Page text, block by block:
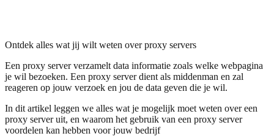
Ontdek alles wat jij wilt weten over proxy servers
Een proxy server verzamelt data informatie zoals welke webpagina
je wil bezoeken. Een proxy server dient als middenman en zal
reageren op jouw verzoek en jou de data geven die je wil.
In dit artikel leggen we alles wat je mogelijk moet weten over een
proxy server uit, en waarom het gebruik van een proxy server
voordelen kan hebben voor jouw bedrijf